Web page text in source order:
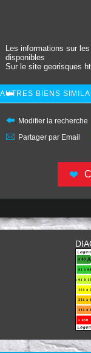
Les informations sur
disponibles
Sur le site georisques
Modifier la recherche
Partager par Email